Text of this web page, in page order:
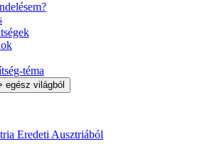
téma
Eredeti Ausztriából